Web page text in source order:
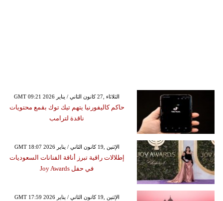
GMT 09:21 2026 الثلاثاء ,27 كانون الثاني / يناير
حاكم كاليفورنيا يتهم تيك توك بقمع محتويات
ناقدة لترامب
GMT 18:07 2026 الإثنين ,19 كانون الثاني / يناير
إطلالات راقية تبرز أناقة الفنانات السعوديات
في حفل Joy Awards
GMT 17:59 2026 الإثنين ,19 كانون الثاني / يناير